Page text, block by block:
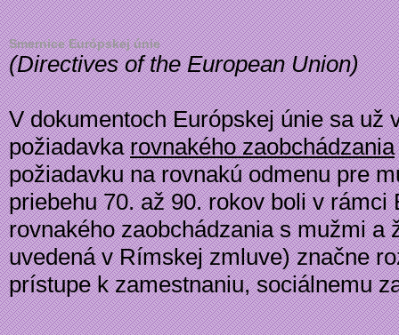
Smernice Európskej únie
(Directives of the European Union)
V dokumentoch Európskej únie sa
požiadavkarovnakého zaobchádzania
požiadavku na rovnakú odmenu pre
priebehu 70. až 90. rokov boli v
rovnakého zaobchádzania s mužmi
uvedená v Rímskej zmluve) značne
prístupe k zamestnaniu, sociálnemu